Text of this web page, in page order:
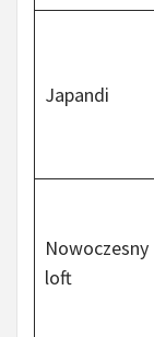
Japandi
Nowoczesny
loft